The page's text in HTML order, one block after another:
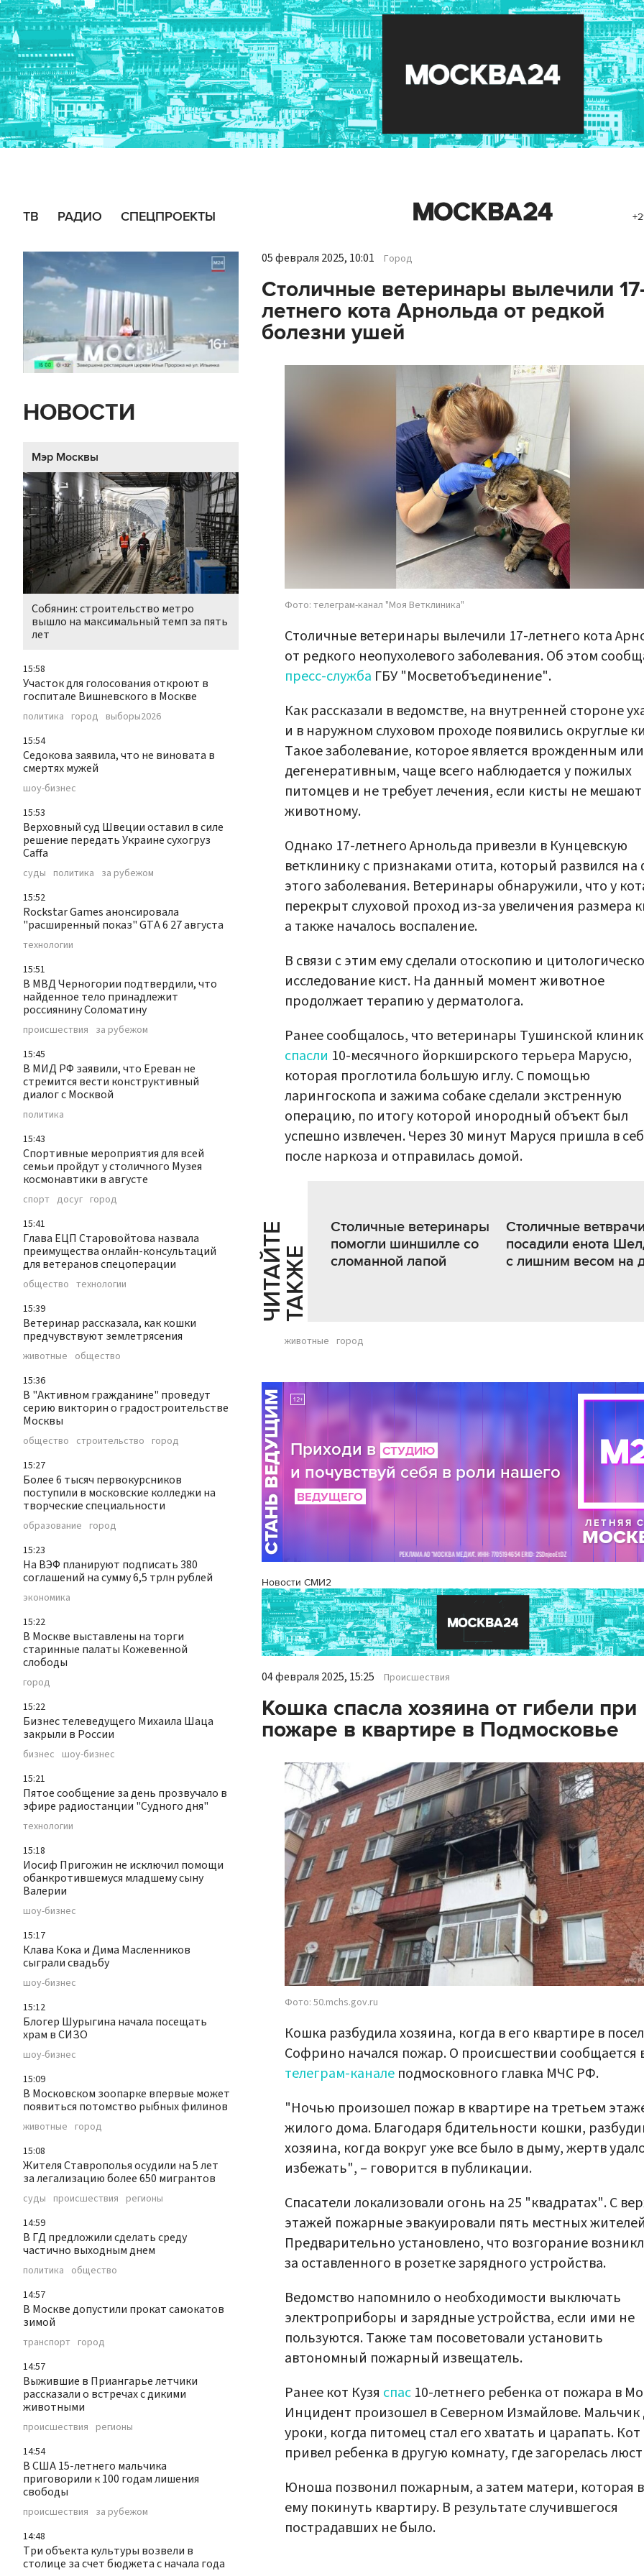
ТВ РАДИО СПЕЦПРОЕКТЫ
НОВОСТИ
Мэр Москвы
Собянин: строительство метро
вышло на максимальный темп за пять
лет
15:58
Участок для голосования откроют в
госпитале Вишневского в Москве
политика город выборы2026
15:54
Седокова заявила, что не виновата в
смертях мужей
шоу-бизнес
15:53
Верховный суд Швеции оставил в силе
решение передать Украине сухогруз
Caffa
суды политика за рубежом
15:52
Rockstar Games анонсировала
"расширенный показ" GTA 6 27 августа
технологии
15:51
В МВД Черногории подтвердили, что
найденное тело принадлежит
россиянину Соломатину
происшествия за рубежом
15:45
В МИД РФ заявили, что Ереван не
стремится вести конструктивный
диалог с Москвой
политика
15:43
Спортивные мероприятия для всей
семьи пройдут у столичного Музея
космонавтики в августе
спорт досуг город
15:41
Глава ЕЦП Старовойтова назвала
преимущества онлайн-консультаций
для ветеранов спецоперации
общество технологии
15:39
Ветеринар рассказала, как кошки
предчувствуют землетрясения
животные общество
15:36
В "Активном гражданине" проведут
серию викторин о градостроительстве
Москвы
общество строительство город
15:27
Более 6 тысяч первокурсников
поступили в московские колледжи на
творческие специальности
образование город
15:23
На ВЭФ планируют подписать 380
соглашений на сумму 6,5 трлн рублей
экономика
15:22
В Москве выставлены на торги
старинные палаты Кожевенной
слободы
город
15:22
Бизнес телеведущего Михаила Шаца
закрыли в России
бизнес шоу-бизнес
15:21
Пятое сообщение за день прозвучало в
эфире радиостанции "Судного дня"
технологии
15:18
Иосиф Пригожин не исключил помощи
обанкротившемуся младшему сыну
Валерии
шоу-бизнес
15:17
Клава Кока и Дима Масленников
сыграли свадьбу
шоу-бизнес
15:12
Блогер Шурыгина начала посещать
храм в СИЗО
шоу-бизнес
15:09
В Московском зоопарке впервые может
появиться потомство рыбных филинов
животные город
15:08
Жителя Ставрополья осудили на 5 лет
за легализацию более 650 мигрантов
суды происшествия регионы
14:59
В ГД предложили сделать среду
частично выходным днем
политика общество
14:57
В Москве допустили прокат самокатов
зимой
транспорт город
14:57
Выжившие в Приангарье летчики
рассказали о встречах с дикими
животными
происшествия регионы
14:54
В США 15-летнего мальчика
приговорили к 100 годам лишения
свободы
происшествия за рубежом
14:48
Три объекта культуры возвели в
столице за счет бюджета с начала года
05 февраля 2025, 10:01 Город
Столичные ветеринары вылечили
летнего кота Арнольда от редкой
болезни ушей
Фото: телеграм-канал "Моя Ветклиника"
Столичные ветеринары вылечили 17-летнего кота
от редкого неопухолевого заболевания. Об этом
пресс-служба ГБУ "Мосветобъединение".
Как рассказали в ведомстве, на внутренней стороне
и в наружном слуховом проходе появились округлые
Такое заболевание, которое является врожденным или
дегенеративным, чаще всего наблюдается у пожилых
питомцев и не требует лечения, если кисты не мешают
животному.
Однако 17-летнего Арнольда привезли в Кунцевскую
ветклинику с признаками отита, который развился
этого заболевания. Ветеринары обнаружили, что у
перекрыт слуховой проход из-за увеличения размера
а также началось воспаление.
В связи с этим ему сделали отоскопию и
исследование кист. На данный момент животное
продолжает терапию у дерматолога.
Ранее сообщалось, что ветеринары Тушинской
спасли 10-месячного йоркширского терьера Марусю,
которая проглотила большую иглу. С помощью
ларингоскопа и зажима собаке сделали экстренную
операцию, по итогу которой инородный объект был
успешно извлечен. Через 30 минут Маруся пришла в
после наркоза и отправилась домой.
Ч
И
Т
АЙ
Т
Е
Т
А
К
ЖЕ
Столичные ветеринары
помогли шиншилле со
сломанной лапой
Столичные ветврачи
посадили енота
с лишним весом на
животные город
Новости СМИ2
04 февраля 2025, 15:25 Происшествия
Кошка спасла хозяина от гибели при
пожаре в квартире в Подмосковье
Фото: 50.mchs.gov.ru
Кошка разбудила хозяина, когда в его квартире в
Софрино начался пожар. О происшествии сообщается
телеграм-канале подмосковного главка МЧС РФ.
"Ночью произошел пожар в квартире на третьем
жилого дома. Благодаря бдительности кошки,
хозяина, когда вокруг уже все было в дыму, жертв
избежать", – говорится в публикации.
Спасатели локализовали огонь на 25 "квадратах". С
этажей пожарные эвакуировали пять местных
Предварительно установлено, что возгорание
за оставленного в розетке зарядного устройства.
Ведомство напомнило о необходимости выключать
электроприборы и зарядные устройства, если ими не
пользуются. Также там посоветовали установить
автономный пожарный извещатель.
Ранее кот Кузя спас 10-летнего ребенка от пожара в
Инцидент произошел в Северном Измайлове. Мальчик
уроки, когда питомец стал его хватать и царапать. Кот
привел ребенка в другую комнату, где загорелась
Юноша позвонил пожарным, а затем матери, которая
ему покинуть квартиру. В результате случившегося
пострадавших не было.